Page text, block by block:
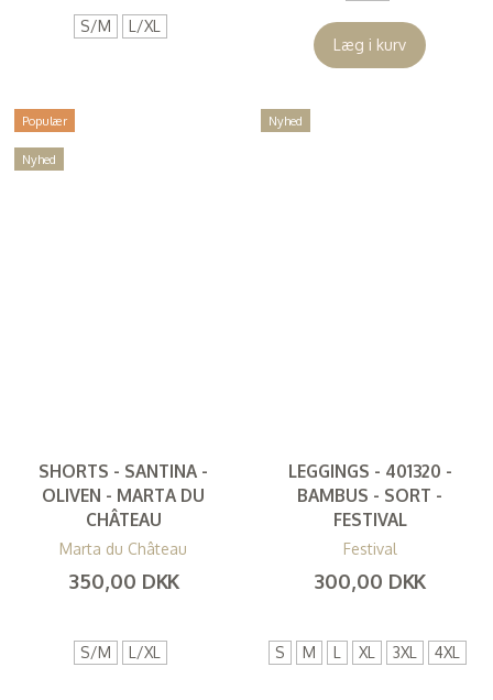
S/M L/XL
Læg i kurv
Populær
Nyhed
SHORTS - SANTINA -
OLIVEN - MARTA DU
CHÂTEAU
Marta du Château
350,00 DKK
S/M L/XL
Nyhed
LEGGINGS - 401320 -
BAMBUS - SORT -
FESTIVAL
Festival
300,00 DKK
S M L XL 3XL 4XL